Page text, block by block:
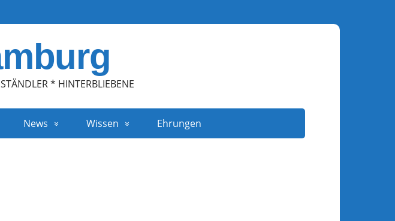
* HINTERBLIEBENE
News Wissen Ehrungen